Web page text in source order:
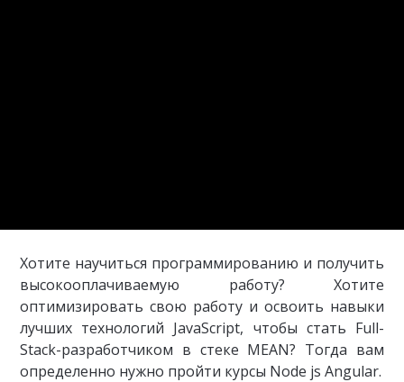
Хотите научиться программированию и получить
высокооплачиваемую работу? Хотите
оптимизировать свою работу и освоить навыки
лучших технологий JavaScript, чтобы стать Full-
Stack-разработчиком в стеке MEAN? Тогда вам
определенно нужно пройти курсы Node js Angular.